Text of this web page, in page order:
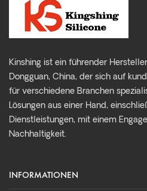
Kinshing ist ein führender
Dongguan, China, der sich auf
für verschiedene Branchen
Lösungen aus einer Hand,
Dienstleistungen, mit einem
Nachhaltigkeit.
INFORMATIONEN